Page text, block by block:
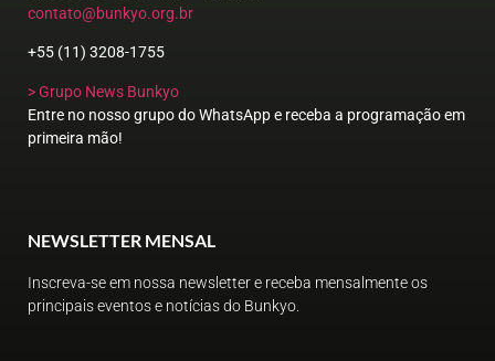
contato@bunkyo.org.br
+55 (11) 3208-1755
> Grupo News Bunkyo
Entre no nosso grupo do WhatsApp e receba a programação em
primeira mão!
NEWSLETTER MENSAL
Inscreva-se em nossa newsletter e receba mensalmente os
principais eventos e notícias do Bunkyo.